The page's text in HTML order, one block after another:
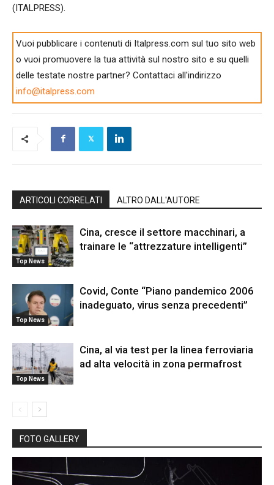
(ITALPRESS).
Vuoi pubblicare i contenuti di Italpress.com sul tuo sito web
o vuoi promuovere la tua attività sul nostro sito e su quelli
delle testate nostre partner? Contattaci all'indirizzo
info@italpress.com
ARTICOLI CORRELATI ALTRO DALL'AUTORE
Top News
Cina, cresce il settore macchinari, a
trainare le “attrezzature intelligenti”
Top News
Covid, Conte “Piano pandemico 2006
inadeguato, virus senza precedenti”
Top News
Cina, al via test per la linea ferroviaria
ad alta velocità in zona permafrost
FOTO GALLERY